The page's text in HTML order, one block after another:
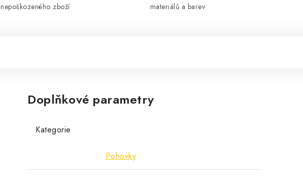
nepoškozeného zboží materiálů a barev
Doplňkové parametry
Kategorie
Pohovky